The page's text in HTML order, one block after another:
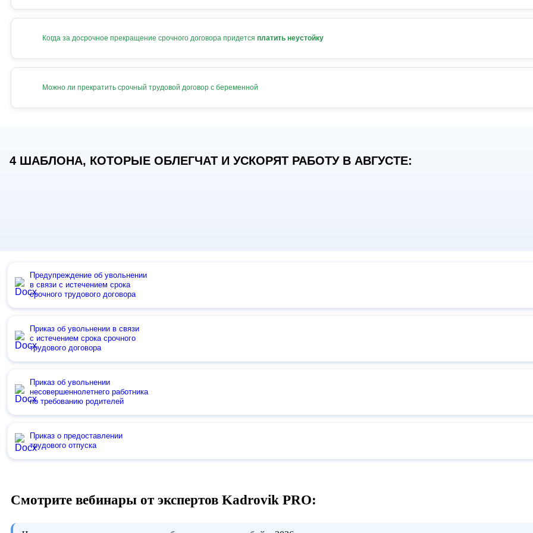
Когда за досрочное прекращение срочного договора придется платить неустойку
Можно ли прекратить срочный трудовой договор с беременной
4 ШАБЛОНА, КОТОРЫЕ ОБЛЕГЧАТ И УСКОРЯТ РАБОТУ В АВГУСТЕ:
Предупреждение об увольнении
в связи с истечением срока
срочного трудового договора
Приказ об увольнении в связи
с истечением срока срочного
трудового договора
Приказ об увольнении
несовершеннолетнего работника
по требованию родителей
Приказ о предоставлении
трудового отпуска
Смотрите вебинары от экспертов Kadrovik PRO: